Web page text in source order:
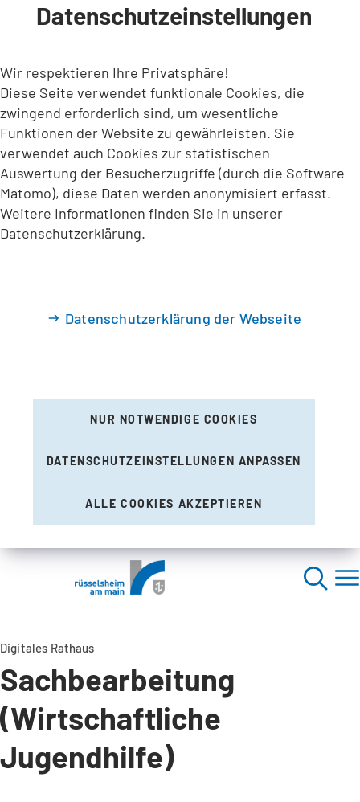
INHALT ANSPRINGEN
Datenschutzeinstellungen
Wir respektieren Ihre Privatsphäre!
Diese Seite verwendet funktionale Cookies, die
zwingend erforderlich sind, um wesentliche
Funktionen der Website zu gewährleisten. Sie
verwendet auch Cookies zur statistischen
Auswertung der Besucherzugriffe (durch die Software
Matomo), diese Daten werden anonymisiert erfasst.
Weitere Informationen finden Sie in unserer
Datenschutzerklärung.
Datenschutzerklärung der Webseite
NUR NOTWENDIGE COOKIES
DATENSCHUTZEINSTELLUNGEN ANPASSEN
ALLE COOKIES AKZEPTIEREN
Digitales Rathaus
Sachbearbeitung
(Wirtschaftliche
Jugendhilfe)